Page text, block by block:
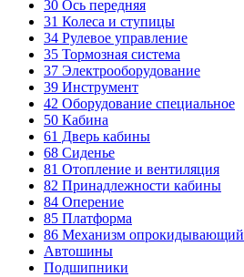
30 Ось передняя
31 Колеса и ступицы
34 Рулевое управление
35 Тормозная система
37 Электрооборудование
39 Инструмент
42 Оборудование специальное
50 Кабина
61 Дверь кабины
68 Сиденье
81 Отопление и вентиляция
82 Принадлежности кабины
84 Оперение
85 Платформа
86 Механизм опрокидывающий
Автошины
Подшипники